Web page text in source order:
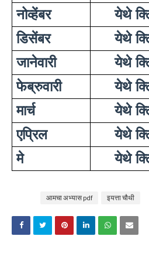
नोव्हेंबर
येथे
डिसेंबर
येथे
जानेवारी
येथे
फेब्रुवारी
येथे
मार्च
येथे
एप्रिल
येथे
मे
येथे
आमचा अभ्यास pdf इयत्ता चौथी